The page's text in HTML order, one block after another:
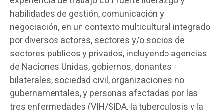
habilidades de gestión, comunicación y
negociación, en un contexto multicultural integrado
por diversos actores, sectores y/o socios de
sectores públicos y privados, incluyendo agencias
de Naciones Unidas, gobiernos, donantes
bilaterales, sociedad civil, organizaciones no
gubernamentales, y personas afectadas por las
tres enfermedades (VIH/SIDA, la tuberculosis y la